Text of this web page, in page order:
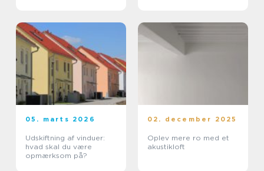
05. marts 2026
Udskiftning af vinduer:
hvad skal du være
opmærksom på?
02. december 2025
Oplev mere ro med et
akustikloft